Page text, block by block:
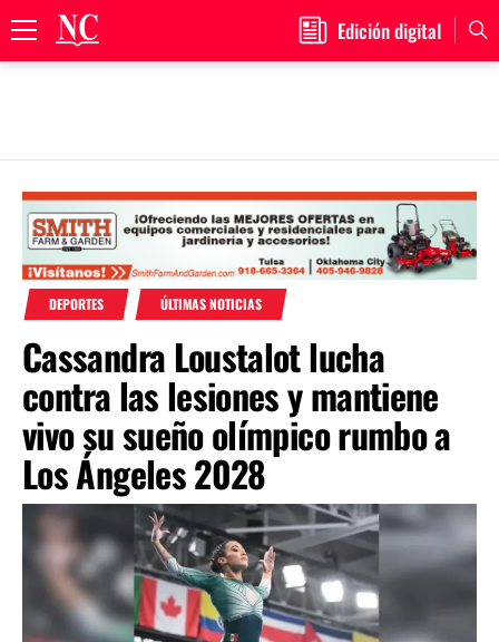
content
Edición digital
DEPORTES ÚLTIMAS NOTICIAS
Cassandra Loustalot lucha
contra las lesiones y mantiene
vivo su sueño olímpico rumbo a
Los Ángeles 2028